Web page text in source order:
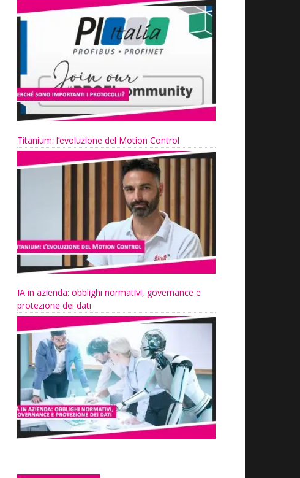
Titanium: l’evoluzione del Motion Control
IA in azienda: obblighi normativi, governance e
protezione dei dati